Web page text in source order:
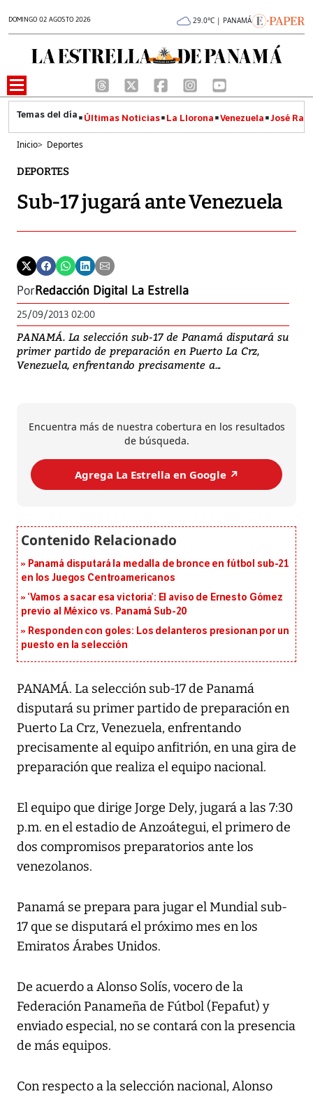
DOMINGO 02 AGOSTO 2026 29.0°C | PANAMÁ
Últimas Noticias La Llorona Venezuela José
Inicio> Deportes
DEPORTES
Sub-17 jugará ante Venezuela
PorRedacción Digital La Estrella
25/09/2013 02:00
PANAMÁ. La selección sub-17 de Panamá disputará su
primer partido de preparación en Puerto La Crz,
Venezuela, enfrentando precisamente a...
Encuentra más de nuestra cobertura en los resultados
de búsqueda.
Agrega La Estrella en Google ↗️
Panamá disputará la medalla de bronce en fútbol sub-21
en los Juegos Centroamericanos
‘Vamos a sacar esa victoria’: El aviso de Ernesto Gómez
previo al México vs. Panamá Sub-20
Responden con goles: Los delanteros presionan por un
puesto en la selección
PANAMÁ. La selección sub-17 de Panamá
disputará su primer partido de preparación en
Puerto La Crz, Venezuela, enfrentando
precisamente al equipo anfitrión, en una gira de
preparación que realiza el equipo nacional.
El equipo que dirige Jorge Dely, jugará a las 7:30
p.m. en el estadio de Anzoátegui, el primero de
dos compromisos preparatorios ante los
venezolanos.
Panamá se prepara para jugar el Mundial sub-
17 que se disputará el próximo mes en los
Emiratos Árabes Unidos.
De acuerdo a Alonso Solís, vocero de la
Federación Panameña de Fútbol (Fepafut) y
enviado especial, no se contará con la presencia
de más equipos.
Con respecto a la selección nacional, Alonso